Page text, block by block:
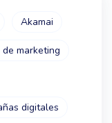
Akamai
marketing
digitales